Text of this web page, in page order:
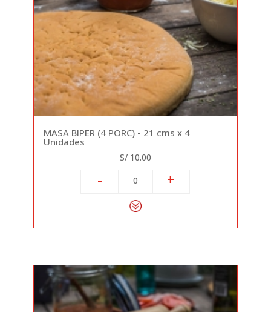
MASA BIPER (4 PORC) - 21 cms x 4
Unidades
S/ 10.00
- 0 +